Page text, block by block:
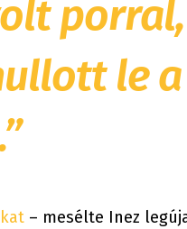
porral,
le a
– mesélte Inez